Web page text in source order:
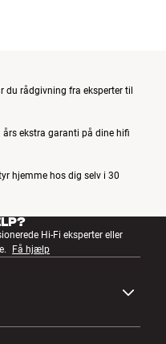
du rådgivning fra eksperter til
ekstra garanti på dine hifi
hjemme hos dig selv i 30
Hi-Fi eksperter eller
Få hjælp